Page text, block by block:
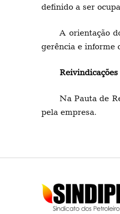
definido a ser
A orientação
gerência e informe
Na Pauta de
pela empresa.